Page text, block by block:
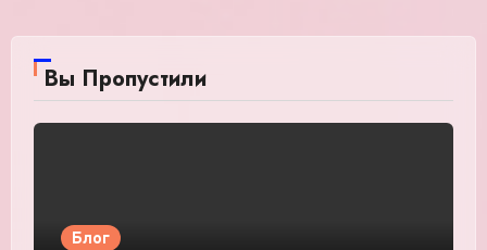
Вы Пропустили
Блог